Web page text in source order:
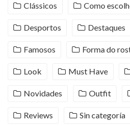
Clássicos Como
Desportos Destaques
Famosos Forma do
Look Must Have
Novidades Outfit
Reviews Sin categoría